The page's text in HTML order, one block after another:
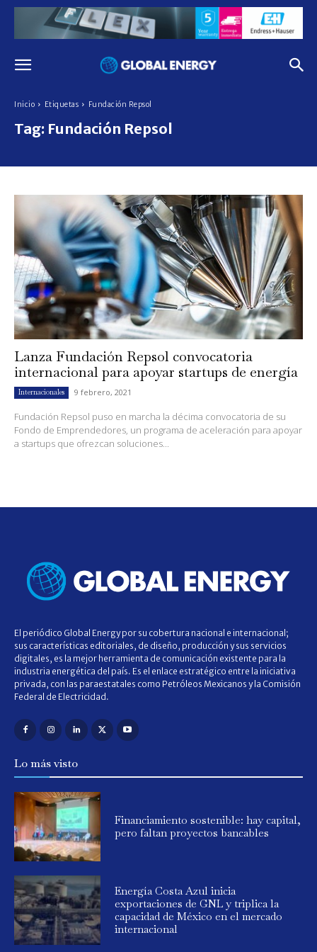
Inicio Etiquetas Fundación Repsol
Tag: Fundación Repsol
Lanza Fundación Repsol convocatoria
internacional para apoyar startups de energía
Internacionales 9 febrero, 2021
Fundación Repsol puso en marcha la décima convocatoria de su
Fondo de Emprendedores, un programa de aceleración para apoyar
a startups que ofrezcan soluciones...
El periódico Global Energy por su cobertura nacional e internacional;
sus características editoriales, de diseño, producción y sus servicios
digitales, es la mejor herramienta de comunicación existente para la
industria energética del país. Es el enlace estratégico entre la iniciativa
privada, con las paraestatales como Petróleos Mexicanos y la Comisión
Federal de Electricidad.
Lo más visto
Financiamiento sostenible: hay capital,
pero faltan proyectos bancables
Energía Costa Azul inicia
exportaciones de GNL y triplica la
capacidad de México en el mercado
internacional